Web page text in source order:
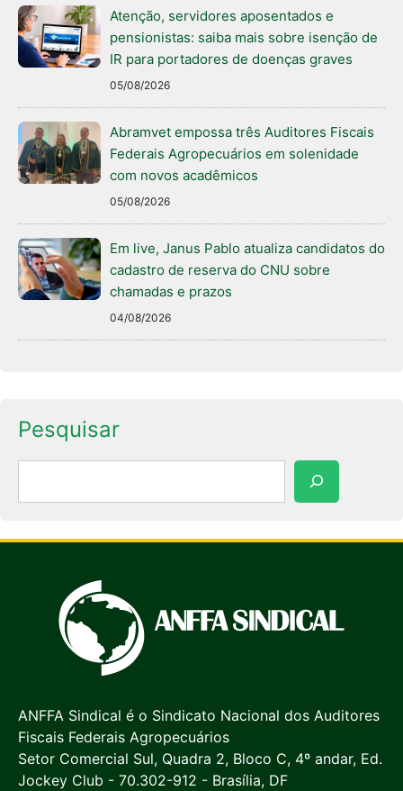
Atenção, servidores aposentados e
pensionistas: saiba mais sobre isenção de
IR para portadores de doenças graves
05/08/2026
Abramvet empossa três Auditores Fiscais
Federais Agropecuários em solenidade
com novos acadêmicos
05/08/2026
Em live, Janus Pablo atualiza candidatos do
cadastro de reserva do CNU sobre
chamadas e prazos
04/08/2026
Pesquisar
ANFFA Sindical é o Sindicato Nacional dos Auditores
Fiscais Federais Agropecuários
Setor Comercial Sul, Quadra 2, Bloco C, 4º andar, Ed.
Jockey Club - 70.302-912 - Brasília, DF